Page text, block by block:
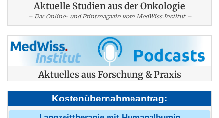
Aktuelle Studien aus der Onkologie
– Das Online- und Printmagazin vom MedWiss.Institut –
Aktuelles aus Forschung & Praxis
Kostenübernahmeantrag: